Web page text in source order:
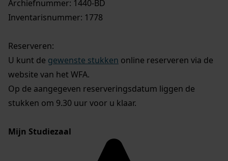
Archiefnummer: 1440-BD
Inventarisnummer: 1778
Reserveren:
U kunt de gewenste stukken online reserveren via de
website van het WFA.
Op de aangegeven reserveringsdatum liggen de
stukken om 9.30 uur voor u klaar.
Mijn Studiezaal